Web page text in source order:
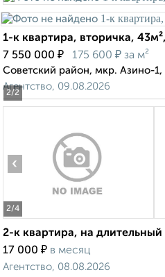
2/2
1-к квартира, вторичка,
7 550 000 ₽ 175 600 ₽ за м²
Советский район, мкр. Азино-1,
Агентство, 09.08.2026
2/4
‹
2-к квартира, на
17 000 ₽ в месяц
Агентство, 08.08.2026